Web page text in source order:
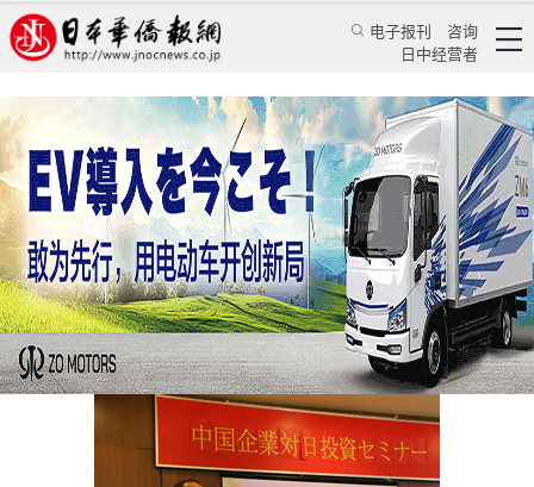
电子报刊
咨询
日中经营者
中国企业对日投资研讨会在驻日使馆商务处举行
华人新闻 使领馆新闻
中国驻日本大使馆 2016/10/21 12:59:36